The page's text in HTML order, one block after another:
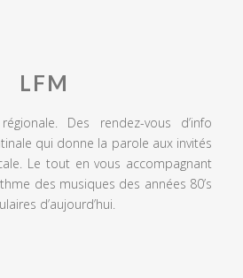
LFM
Des rendez-vous d’info
qui donne la parole aux invités
Le tout en vous accompagnant
des musiques des années 80’s
d’aujourd’hui.